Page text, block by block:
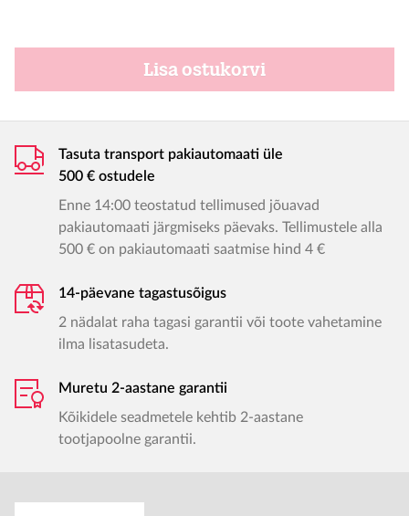
Lisa ostukorvi
Tasuta transport pakiautomaati üle
500 € ostudele
Enne 14:00 teostatud tellimused jõuavad
pakiautomaati järgmiseks päevaks. Tellimustele alla
500 € on pakiautomaati saatmise hind 4 €
14-päevane tagastusõigus
2 nädalat raha tagasi garantii või toote vahetamine
ilma lisatasudeta.
Muretu 2-aastane garantii
Kõikidele seadmetele kehtib 2-aastane
tootjapoolne garantii.